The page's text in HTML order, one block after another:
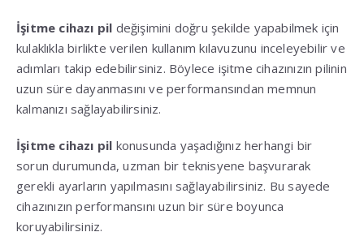
İşitme cihazı pil değişimini doğru şekilde yapabilmek için
kulaklıkla birlikte verilen kullanım kılavuzunu inceleyebilir ve
adımları takip edebilirsiniz. Böylece işitme cihazınızın pilinin
uzun süre dayanmasını ve performansından memnun
kalmanızı sağlayabilirsiniz.
İşitme cihazı pil konusunda yaşadığınız herhangi bir
sorun durumunda, uzman bir teknisyene başvurarak
gerekli ayarların yapılmasını sağlayabilirsiniz. Bu sayede
cihazınızın performansını uzun bir süre boyunca
koruyabilirsiniz.